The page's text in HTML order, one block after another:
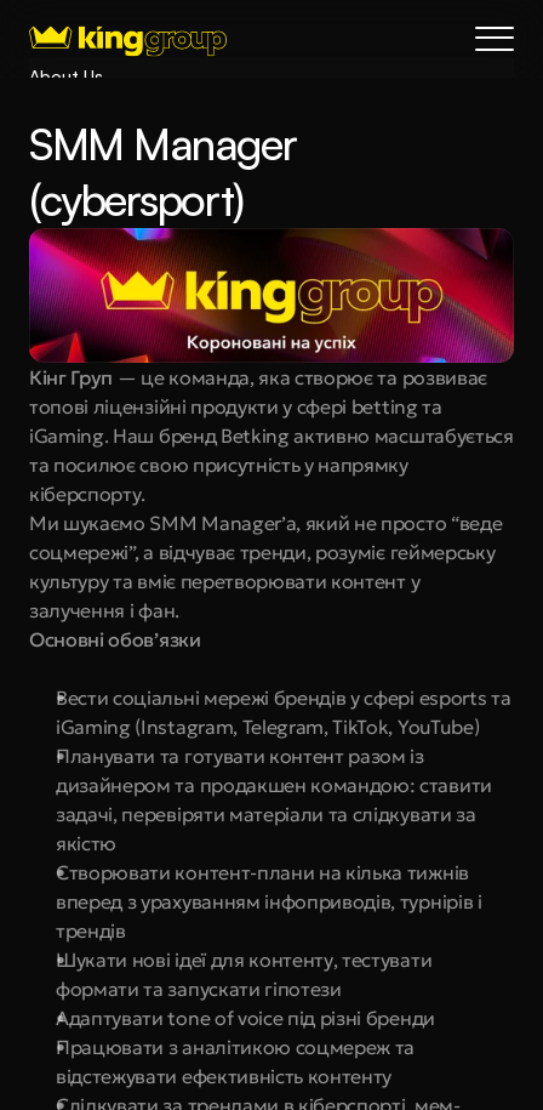
About Us
Services
Process
Coming Soon
King Interns
Legal
404
Book a call
SMM Manager
(cybersport)
Кінг Груп — це команда, яка створює та розвиває
топові ліцензійні продукти у сфері betting та
iGaming. Наш бренд Betking активно масштабується
та посилює свою присутність у напрямку
кіберспорту.
Ми шукаємо SMM Manager’а, який не просто “веде
соцмережі”, а відчуває тренди, розуміє геймерську
культуру та вміє перетворювати контент у
залучення і фан.
Основні обов’язки
Вести соціальні мережі брендів у сфері esports та
iGaming (Instagram, Telegram, TikTok, YouTube)
Планувати та готувати контент разом із
дизайнером та продакшен командою: ставити
задачі, перевіряти матеріали та слідкувати за
якістю
Створювати контент-плани на кілька тижнів
вперед з урахуванням інфоприводів, турнірів і
трендів
Шукати нові ідеї для контенту, тестувати
формати та запускати гіпотези
Адаптувати tone of voice під різні бренди
Працювати з аналітикою соцмереж та
відстежувати ефективність контенту
Слідкувати за трендами в кіберспорті, мем-